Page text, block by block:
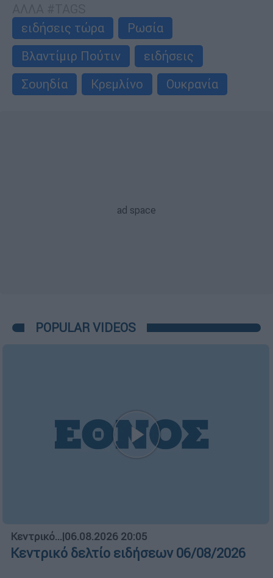
ειδήσεις τώρα
Ρωσία
Βλαντίμιρ Πούτιν
ειδήσεις
Σουηδία
Κρεμλίνο Ουκρανία
POPULAR VIDEOS
Κεντρικό...|06.08.2026 20:05
Κεντρικό δελτίο ειδήσεων 06/08/2026